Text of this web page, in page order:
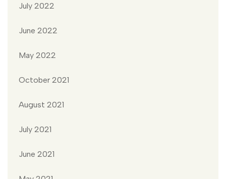
July 2022
June 2022
May 2022
October 2021
August 2021
July 2021
June 2021